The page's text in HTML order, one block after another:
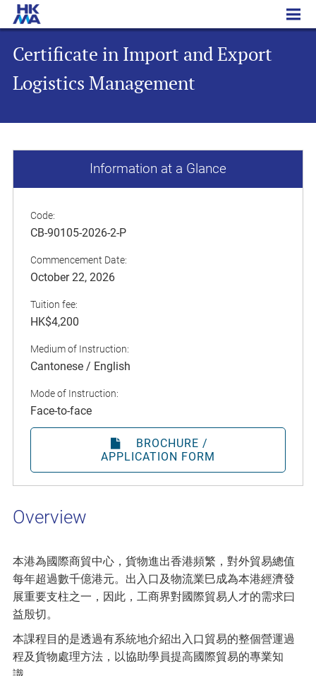
Certificate in Import and Export Logistics Management
Certificate in Import and Export
Logistics Management
Overview
本港為國際商貿中心，貨物進出香港頻繁，對外貿易總值
每年超過數千億港元。出入口及物流業巳成為本港經濟發
展重要支柱之一，因此，工商界對國際貿易人才的需求曰
益殷切。
本課程目的是透過有系統地介紹出入口貿易的整個營運過
程及貨物處理方法，以協助學員提高國際貿易的專業知
Information at a Glance
Code:
CB-90105-2026-2-P
Commencement Date:
October 22, 2026
Tuition fee:
HK$4,200
Medium of Instruction:
Cantonese / English
Mode of Instruction:
Face-to-face
BROCHURE /
APPLICATION FORM